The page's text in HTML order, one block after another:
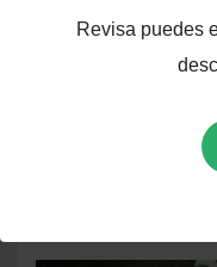
Revisa puedes